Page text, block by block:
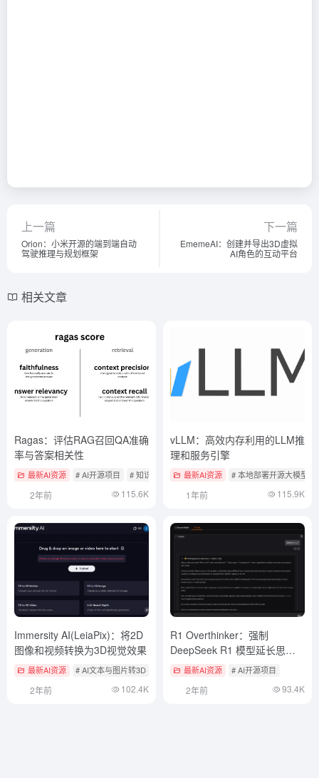
上一篇
Orion：小米开源的端到端自动
驾驶推理与规划框架
下一篇
EmemeAI：创建并导出3D虚拟
AI角色的互动平台
相关文章
Ragas：评估RAG召回QA准确
率与答案相关性
最新AI资源 # AI开源项目 # 知识检索与RAG框架
2年前 115.6K
vLLM：高效内存利用的LLM推
理和服务引擎
最新AI资源 # 本地部署开源大模型工
1年前 115.9K
Immersity AI(LeiaPix)：将2D
图像和视频转换为3D视觉效果
最新AI资源 # AI文本与图片转3D
2年前 102.4K
R1 Overthinker：强制
DeepSeek R1 模型延长思考
时间最新AI资源 # AI开源项目
2年前 93.4K